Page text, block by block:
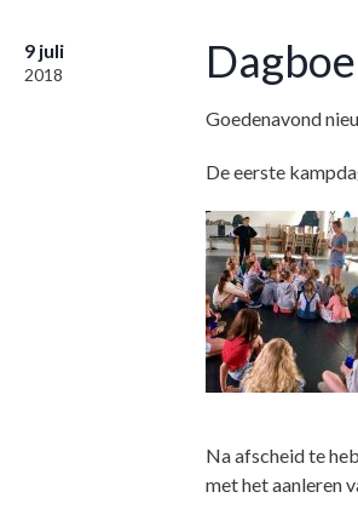
9 juli
2018
Goedenavond
De eerste
Na afscheid te
met het aanleren